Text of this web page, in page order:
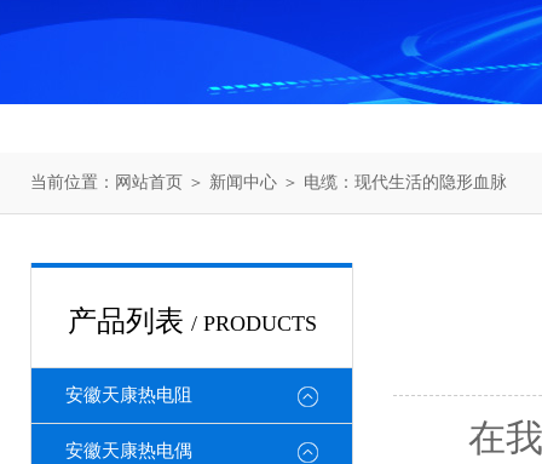
当前位置： 网站首页 ＞ 新闻中心 ＞ 电缆：现代生活的隐形血脉
产品列表 / PRODUCTS
安徽天康热电阻
安徽天康热电偶
在我